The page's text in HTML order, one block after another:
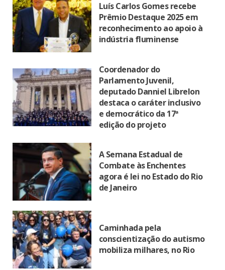
Luís Carlos Gomes recebe
Prêmio Destaque 2025 em
reconhecimento ao apoio à
indústria fluminense
Coordenador do
Parlamento Juvenil,
deputado Danniel Librelon
destaca o caráter inclusivo
e democrático da 17ª
edição do projeto
A Semana Estadual de
Combate às Enchentes
agora é lei no Estado do Rio
de Janeiro
Caminhada pela
conscientização do autismo
mobiliza milhares, no Rio